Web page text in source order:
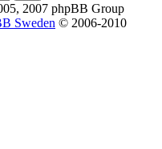
2007 phpBB Group
Sweden © 2006-2010